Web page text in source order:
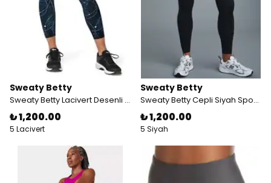
Sweaty Betty
Sweaty Betty Lacivert Desenli Cepli Spor Taytı
₺ 1,200.00
5 Lacivert
Sweaty Betty
Sweaty Betty Cepli Siyah Spor Taytı
₺ 1,200.00
5 Siyah